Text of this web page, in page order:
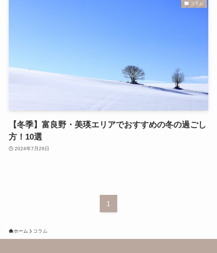
コラム
【冬季】富良野・美瑛エリアでおすすめの冬の過ごし
方！10選
2024年7月29日
1
ホーム コラム